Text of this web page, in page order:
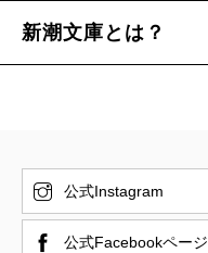
新潮文庫とは？
公式Instagram
公式Facebookページ